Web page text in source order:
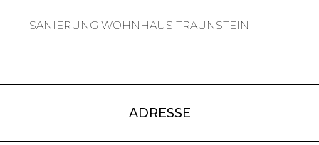
SANIERUNG WOHNHAUS TRAUNSTEIN
ADRESSE